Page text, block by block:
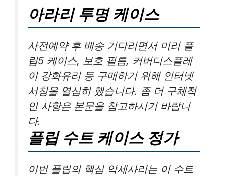
아라리 투명 케이스
사전예약 후 배송 기다리면서 미리 플
립5 케이스, 보호 필름, 커버디스플레
이 강화유리 등 구매하기 위해 인터넷
서칭을 열심히 했습니다. 좀 더 구체적
인 사항은 본문을 참고하시기 바랍니
다.
플립 수트 케이스 정가
이번 플립의 핵심 악세사리는 이 수트